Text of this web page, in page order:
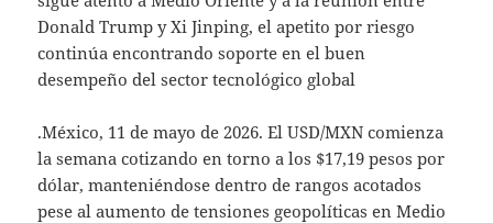
Donald Trump y Xi Jinping, el apetito por riesgo
continúa encontrando soporte en el buen
desempeño del sector tecnológico global
.México, 11 de mayo de 2026. El USD/MXN comienza
la semana cotizando en torno a los $17,19 pesos por
dólar, manteniéndose dentro de rangos acotados
pese al aumento de tensiones geopolíticas en Medio